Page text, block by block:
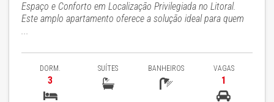
Espaço e Conforto em Localização Privilegiada no Litoral.
Este amplo apartamento oferece a solução ideal para quem
...
DORM.
3
SUÍTES BANHEIROS VAGAS
1